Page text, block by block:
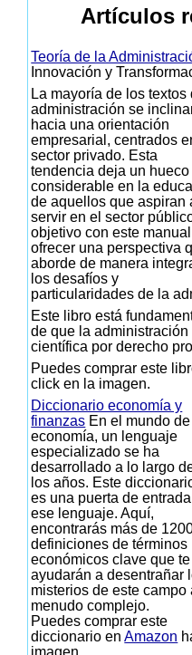
Artículos
Teoría de la
Innovación y
La mayoría de los textos
administración se
hacia una orientación
empresarial, centrados
sector privado. Esta
tendencia deja un hueco
considerable en la
de aquellos que aspiran
servir en el sector
objetivo con este
ofrecer una perspectiva
aborde de manera
los desafíos y
particularidades de la
Este libro está
de que la
científica por derecho
Puedes comprar este
click en la imagen.
Diccionario economía y
finanzas En el mundo
economía, un lenguaje
especializado se ha
desarrollado a lo largo
los años. Este
es una puerta de
ese lenguaje. Aquí,
encontrarás más de
definiciones de términos
económicos clave que te
ayudarán a desentrañar
misterios de este campo
menudo complejo.
Puedes comprar este
diccionario enAmazon
imagen.